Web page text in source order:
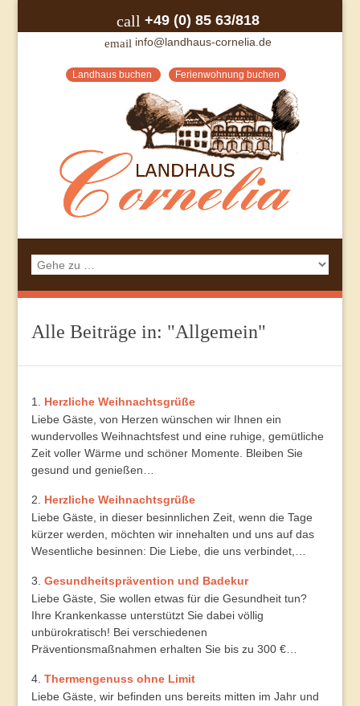
call +49 (0) 85 63/818
email info@landhaus-cornelia.de
Landhaus buchen Ferienwohnung buchen
Alle Beiträge in: "Allgemein"
Herzliche Weihnachtsgrüße
Liebe Gäste, von Herzen wünschen wir Ihnen ein
wundervolles Weihnachtsfest und eine ruhige, gemütliche
Zeit voller Wärme und schöner Momente. Bleiben Sie
gesund und genießen…
Herzliche Weihnachtsgrüße
Liebe Gäste, in dieser besinnlichen Zeit, wenn die Tage
kürzer werden, möchten wir innehalten und uns auf das
Wesentliche besinnen: Die Liebe, die uns verbindet,…
Gesundheitsprävention und Badekur
Liebe Gäste, Sie wollen etwas für die Gesundheit tun?
Ihre Krankenkasse unterstützt Sie dabei völlig
unbürokratisch! Bei verschiedenen
Präventionsmaßnahmen erhalten Sie bis zu 300 €…
Thermengenuss ohne Limit
Liebe Gäste, wir befinden uns bereits mitten im Jahr und